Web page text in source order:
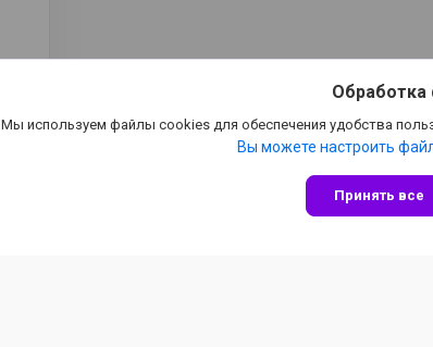
Обработка
Мы используем файлы cookies для обеспечения удобства
Вы можете настроить
Принять все